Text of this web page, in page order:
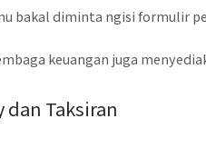
bakal diminta ngisi formulir
keuangan juga
dan Taksiran